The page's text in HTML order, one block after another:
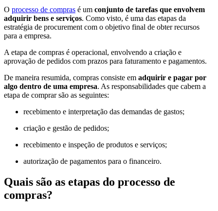
O processo de compras é um conjunto de tarefas que envolvem
adquirir bens e serviços. Como visto, é uma das etapas da
estratégia de procurement com o objetivo final de obter recursos
para a empresa.
A etapa de compras é operacional, envolvendo a criação e
aprovação de pedidos com prazos para faturamento e pagamentos.
De maneira resumida, compras consiste em adquirir e pagar por
algo dentro de uma empresa. As responsabilidades que cabem a
etapa de comprar são as seguintes:
recebimento e interpretação das demandas de gastos;
criação e gestão de pedidos;
recebimento e inspeção de produtos e serviços;
autorização de pagamentos para o financeiro.
Quais são as etapas do processo de
compras?